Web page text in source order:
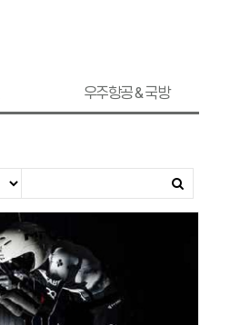
우주항공 & 국방